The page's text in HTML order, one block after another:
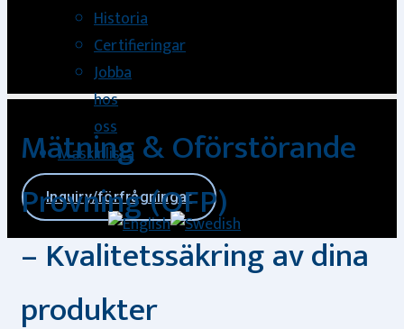
Historia
Certifieringar
Jobba
hos
oss
Maskinlista
Inquiry/förfrågningar
Mätning & Oförstörande
Provning (OFP)
– Kvalitetssäkring av dina
produkter